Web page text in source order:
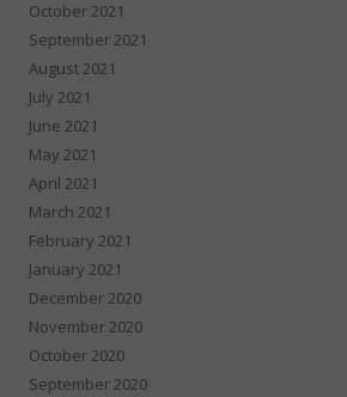
October 2021
September 2021
August 2021
July 2021
June 2021
May 2021
April 2021
March 2021
February 2021
January 2021
December 2020
November 2020
October 2020
September 2020